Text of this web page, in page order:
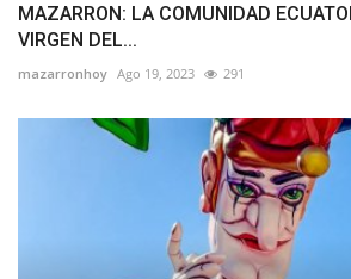
MAZARRON: LA COMUNIDAD
VIRGEN DEL...
mazarronhoy Ago 19, 2023 291